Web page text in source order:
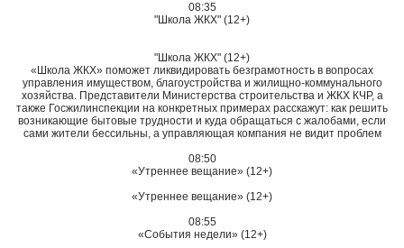
08:35
"Школа ЖКХ" (12+)
"Школа ЖКХ" (12+)
«Школа ЖКХ» поможет ликвидировать безграмотность в вопросах
управления имуществом, благоустройства и жилищно-коммунального
хозяйства. Представители Министерства строительства и ЖКХ КЧР, а
также Госжилинспекции на конкретных примерах расскажут: как решить
возникающие бытовые трудности и куда обращаться с жалобами, если
сами жители бессильны, а управляющая компания не видит проблем
08:50
«Утреннее вещание» (12+)
«Утреннее вещание» (12+)
08:55
«События недели» (12+)